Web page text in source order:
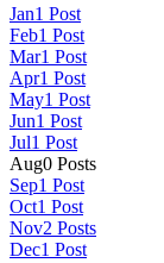
Jan1 Post
Feb1 Post
Mar1 Post
Apr1 Post
May1 Post
Jun1 Post
Jul1 Post
Aug0 Posts
Sep1 Post
Oct1 Post
Nov2 Posts
Dec1 Post